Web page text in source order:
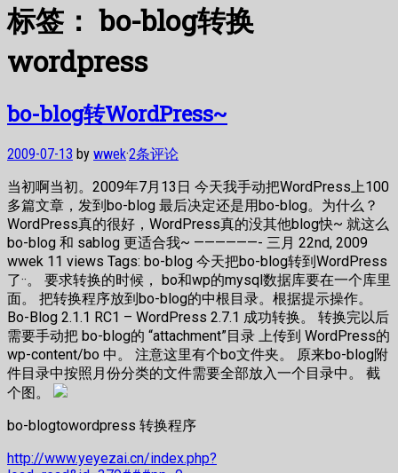
标签：bo-blog转换
wordpress
bo-blog转WordPress~
2009-07-13 by wwek·2条评论
当初啊当初。2009年7月13日 今天我手动把WordPress上100
多篇文章，发到bo-blog 最后决定还是用bo-blog。为什么？
WordPress真的很好，WordPress真的没其他blog快~ 就这么
bo-blog 和 sablog 更适合我~ ——————- 三月 22nd, 2009
wwek 11 views Tags: bo-blog 今天把bo-blog转到WordPress
了··。 要求转换的时候， bo和wp的mysql数据库要在一个库里
面。 把转换程序放到bo-blog的中根目录。根据提示操作。
Bo-Blog 2.1.1 RC1 – WordPress 2.7.1 成功转换。 转换完以后
需要手动把 bo-blog的 “attachment”目录 上传到 WordPress的
wp-content/bo 中。 注意这里有个bo文件夹。 原来bo-blog附
件目录中按照月份分类的文件需要全部放入一个目录中。 截
个图。
bo-blogtowordpress 转换程序
http://www.yeyezai.cn/index.php?